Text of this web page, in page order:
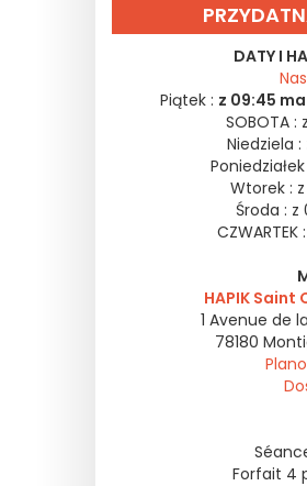
DATY I
Piątek : z 09:45
SOBOTA :
Niedziela :
Poniedziałek
Wtorek :
Środa : z
CZWARTEK :
HAPIK Saint
1 Avenue de
78180
Forfait 4